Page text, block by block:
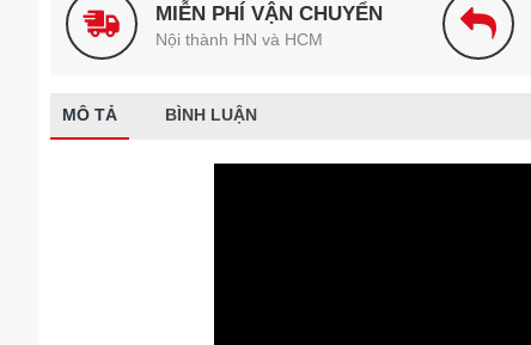
MIỄN PHÍ VẬN CHUYỂN
Nội thành HN và HCM
MÔ TẢ BÌNH LUẬN